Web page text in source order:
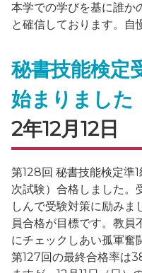
本学での学びを基に誰か
と確信しております。自
秘書技能検定
始まりました
2年12月12日
第128回 秘書技能検定準
次試験）合格しました。
しんで受験対策に励みま
員合格が目標です。教員
にチェックしあい孤軍奮
第127回の最終合格率は